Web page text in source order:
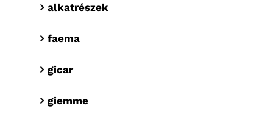
alkatrészek
faema
gicar
giemme